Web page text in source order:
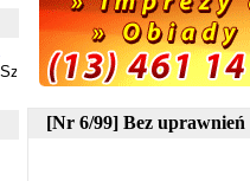
[Nr 6/99] Bez